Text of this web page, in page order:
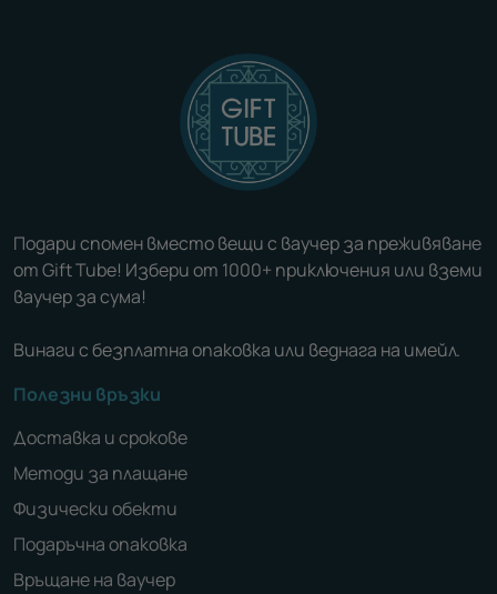
Подари спомен вместо вещи с ваучер за преживяване
от Gift Tube! Избери от 1000+ приключения или вземи
ваучер за сума!
Винаги с безплатна опаковка или веднага на имейл.
Полезни връзки
Доставка и срокове
Методи за плащане
Физически обекти
Подаръчна опаковка
Връщане на ваучер